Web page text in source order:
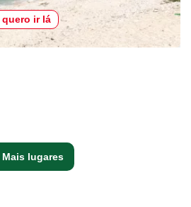
quero ir lá
Mais lugares